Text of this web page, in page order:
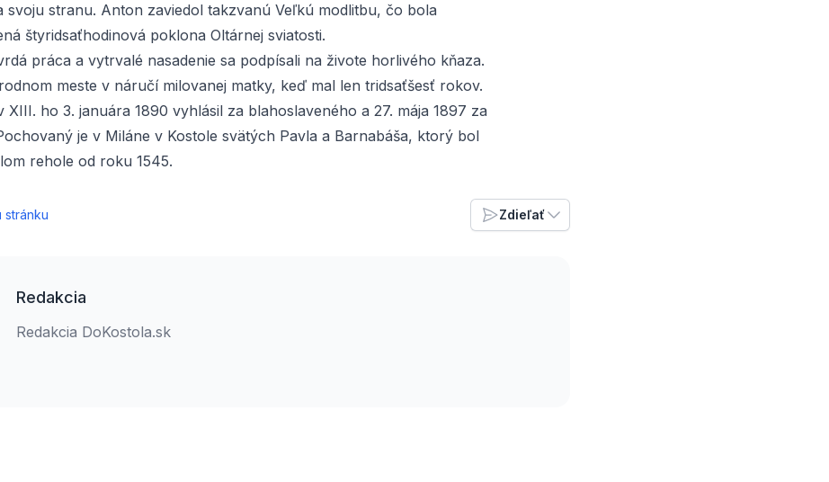
svoju stranu. Anton zaviedol takzvanú Veľkú modlitbu, čo bola
štyridsaťhodinová poklona Oltárnej sviatosti.
práca a vytrvalé nasadenie sa podpísali na živote horlivého kňaza.
meste v náručí milovanej matky, keď mal len tridsaťšesť rokov.
XIII. ho 3. januára 1890 vyhlásil za blahoslaveného a 27. mája 1897 za
je v Miláne v Kostole svätých Pavla a Barnabáša, ktorý bol
rehole od roku 1545.
stránku Zdieľať
Redakcia
Redakcia DoKostola.sk